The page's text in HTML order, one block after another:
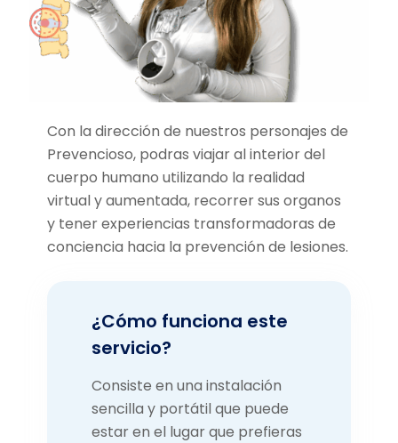
Con la dirección de nuestros personajes de
Prevencioso, podras viajar al interior del
cuerpo humano utilizando la realidad
virtual y aumentada, recorrer sus organos
y tener experiencias transformadoras de
conciencia hacia la prevención de lesiones.
¿Cómo funciona este
servicio?
Consiste en una instalación
sencilla y portátil que puede
estar en el lugar que prefieras